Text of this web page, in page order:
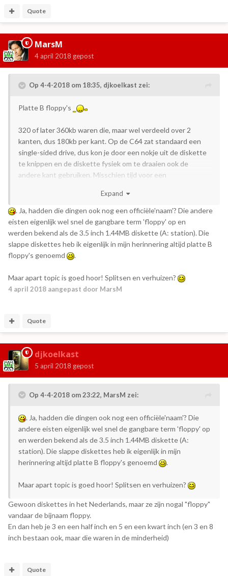
Quote
MarsM
4 april 2018 gepost
Op 4-4-2018 om 18:35, djkoelkast zei:
Platte B floppy's
320 of later 360kb waren die, maar wel verdeeld over 2
kanten, dus 180kb per kant. Op de C64 zat standaard een
single-sided drive, dus kon je door een nokje uit de diskette
te knippen en de diskette fysiek om te draaien ook de
andere kant gebruiken. Misschien tijd voor een
Expand
. Ja, hadden die dingen ook nog een officiële'naam'? Die andere
eisten eigenlijk wel snel de gangbare term 'floppy' op en
werden bekend als de 3.5 inch 1.44MB diskette (A: station). Die
slappe diskettes heb ik eigenlijk in mijn herinnering altijd platte B
floppy's genoemd
.
Maar apart topic is goed hoor! Splitsen en verhuizen?
4 april 2018 aangepast door MarsM
Quote
djkoelkast
5 april 2018 gepost
Op 4-4-2018 om 23:22, MarsM zei:
. Ja, hadden die dingen ook nog een officiële'naam'? Die
andere eisten eigenlijk wel snel de gangbare term 'floppy' op
en werden bekend als de 3.5 inch 1.44MB diskette (A:
station). Die slappe diskettes heb ik eigenlijk in mijn
herinnering altijd platte B floppy's genoemd
.
Maar apart topic is goed hoor! Splitsen en verhuizen?
Gewoon diskettes in het Nederlands, maar ze zijn nogal "floppy"
vandaar de bijnaam floppy.
En dan heb je 3 en een half inch en 5 en een kwart inch (en 3 en 8
inch bestaan ook, maar die waren in de minderheid)
Quote